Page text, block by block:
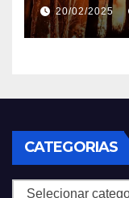
20/02/2025
CATEGORIAS
Categorias